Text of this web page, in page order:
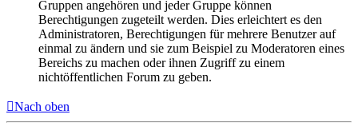
Gruppen angehören und jeder Gruppe können
Berechtigungen zugeteilt werden. Dies erleichtert es den
Administratoren, Berechtigungen für mehrere Benutzer auf
einmal zu ändern und sie zum Beispiel zu Moderatoren eines
Bereichs zu machen oder ihnen Zugriff zu einem
nichtöffentlichen Forum zu geben.
Nach oben